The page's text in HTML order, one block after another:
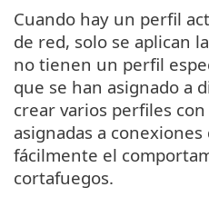
Cuando hay un perfil
de red, solo se aplican
no tienen un perfil
que se han asignado a
crear varios perfiles
asignadas a
fácilmente el
cortafuegos.